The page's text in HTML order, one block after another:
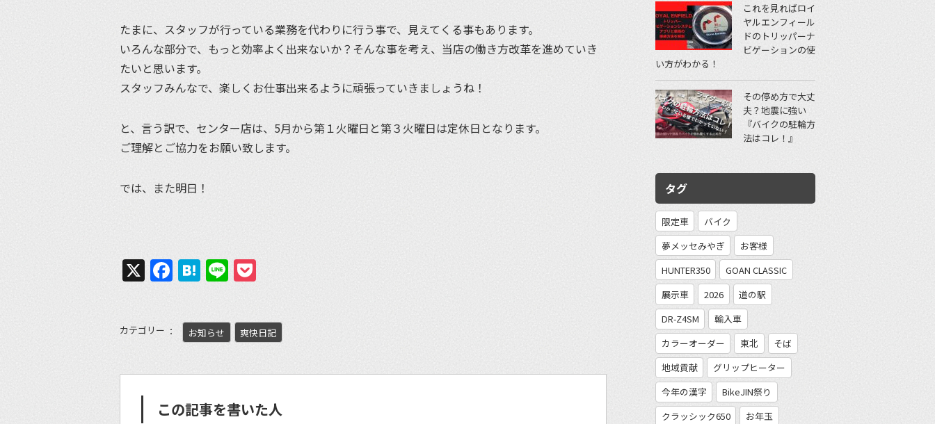
たまに、スタッフが行っている業務を代わりに行う事で、見えてくる事もあります。
いろんな部分で、もっと効率よく出来ないか？そんな事を考え、当店の働き方改革を進めていき
たいと思います。
スタッフみんなで、楽しくお仕事出来るように頑張っていきましょうね！
と、言う訳で、センター店は、5月から第１火曜日と第３火曜日は定休日となります。
ご理解とご協力をお願い致します。
では、また明日！
X Facebook
Hatena
Line
カテゴリー お知らせ 爽快日記
この記事を書いた人
これを見ればロイ
ヤルエンフィール
ドのトリッパーナ
ビゲーションの使
い方がわかる！
その停め方で大丈
夫？地震に強い
『バイクの駐輪方
法はコレ！』
タグ
限定車
バイク
夢メッセみやぎ
お客様
HUNTER350
GOAN CLASSIC
展示車
2026
道の駅
DR-Z4SM
輸入車
カラーオーダー
東北
そば
地域貢献
グリップヒーター
今年の漢字
BikeJIN祭り
クラッシック650
お年玉